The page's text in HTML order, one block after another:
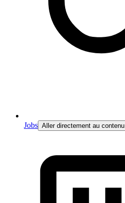
Jobs Aller directement au contenu